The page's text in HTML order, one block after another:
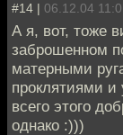
#14 | 06.12.04
А я, вот, тоже
заброшенном
матерными
проклятиями и
всего этого
однако :)))